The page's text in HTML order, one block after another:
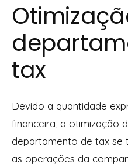
tax
Devido a quantidade
financeira, a otimização
departamento de tax se
as operações da